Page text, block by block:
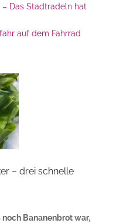
Das Stadtradeln hat
auf dem Fahrrad
– drei schnelle
Bananenbrot war,